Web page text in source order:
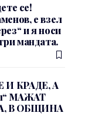
се!
е взел
и я носи
мандата.
И КРАДЕ, А
МАЖАТ
В ОБЩИНА